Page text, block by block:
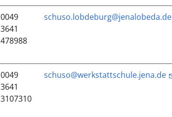
0049
3641
478988
schuso.lobdeburg@jenalobeda.de
0049
3641
3107310
schuso@werkstattschule.jena.de